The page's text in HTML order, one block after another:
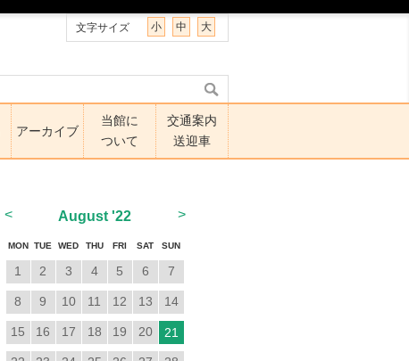
文字サイズ 小 中 大
アーカイブ
当館に
ついて
交通案内
送迎車
< August '22 >
MON TUE WED THU FRI SAT SUN
1 2 3 4 5 6 7
8 9 10 11 12 13 14
15 16 17 18 19 20 21